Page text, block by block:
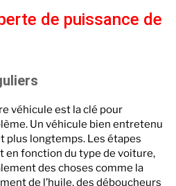
de puissance de
véhicule est la clé pour
Un véhicule bien entretenu
plus longtemps. Les étapes
en fonction du type de voiture,
des choses comme la
de l’huile, des déboucheurs